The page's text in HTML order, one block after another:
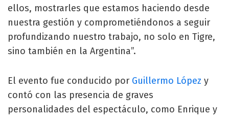
ellos, mostrarles que estamos haciendo desde
nuestra gestión y comprometiéndonos a seguir
profundizando nuestro trabajo, no solo en Tigre,
sino también en la Argentina”.
El evento fue conducido por Guillermo López y
contó con las presencia de graves
personalidades del espectáculo, como Enrique y